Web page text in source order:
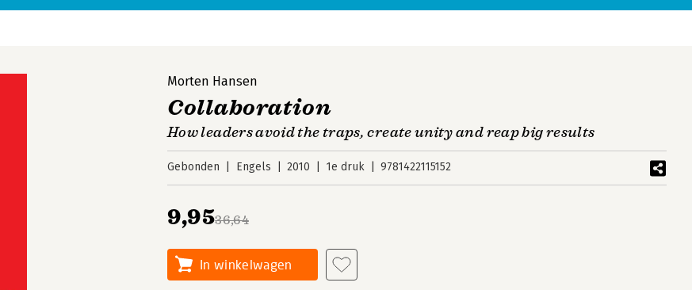
Morten Hansen
Collaboration
How leaders avoid the traps, create unity and reap big results
Gebonden Engels 2010 1e druk 9781422115152
36,64
9,95
In winkelwagen
Personen